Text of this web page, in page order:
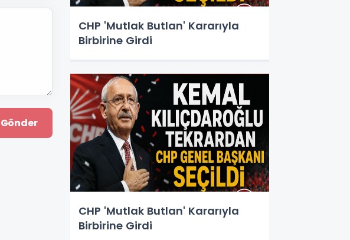
CHP 'Mutlak Butlan' Kararıyla
Birbirine Girdi
CHP 'Mutlak Butlan' Kararıyla
Birbirine Girdi